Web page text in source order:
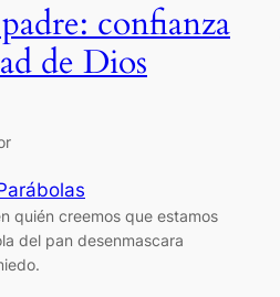
confianza
de Dios
quién creemos que estamos
del pan desenmascara